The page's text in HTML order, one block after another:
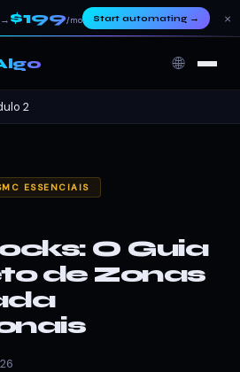
→ $199/mo Start automating→ ×
🌐
2
ESSENCIAIS
O Guia
de Zonas